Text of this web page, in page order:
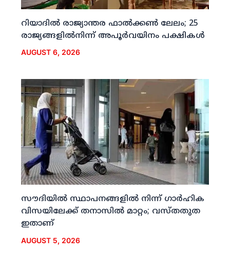
റിയാദില്‍ രാജ്യാന്തര ഫാല്‍ക്കണ്‍ ലേലം; 25
രാജ്യങ്ങളില്‍നിന്ന് അപൂര്‍വയിനം പക്ഷികള്‍
AUGUST 6, 2026
സൗദിയില്‍ സ്ഥാപനങ്ങളില്‍ നിന്ന് ഗാര്‍ഹിക
വിസയിലേക്ക് തനാസില്‍ മാറ്റം; വസ്തതുത
ഇതാണ്
AUGUST 5, 2026